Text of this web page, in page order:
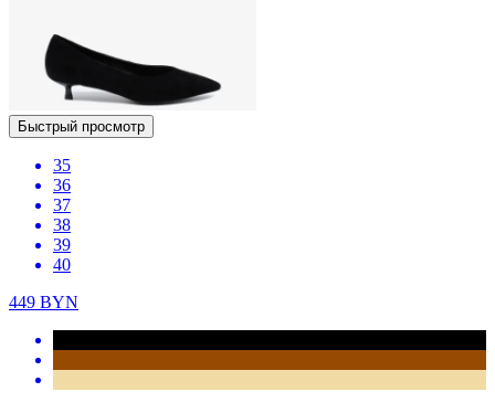
Быстрый просмотр
35
36
37
38
39
40
449 BYN